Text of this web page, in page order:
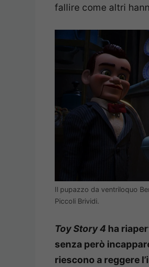
fallire come altri
Il pupazzo da ventriloquo
Piccoli Brividi.
Toy Story 4 ha
senza però
riescono a reggere